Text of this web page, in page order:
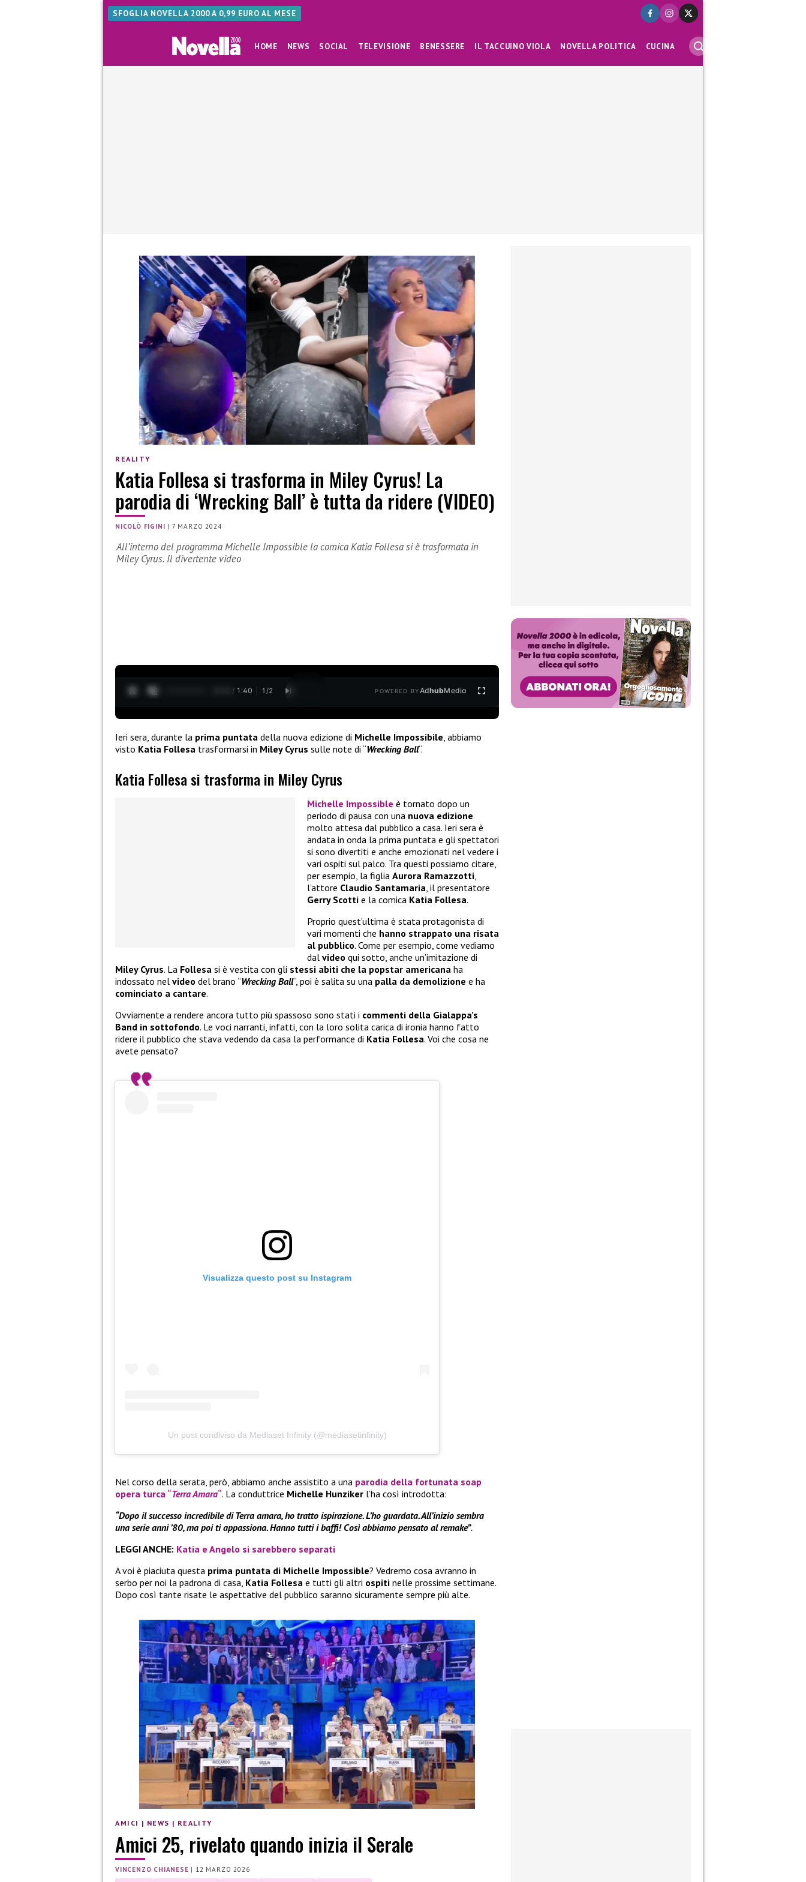
SFOGLIA NOVELLA 2000 A 0,99 EURO AL MESE
HOME NEWS SOCIAL TELEVISIONE BENESSERE IL TACCUINO VIOLA NOVELLA POLITICA CUCINA
REALITY
Katia Follesa si trasforma in Miley Cyrus! La
parodia di ‘Wrecking Ball’ è tutta da ridere (VIDEO)
NICOLÒ FIGINI | 7 MARZO 2024
All’interno del programma Michelle Impossible la comica Katia Follesa si è trasformata in
Miley Cyrus. Il divertente video
0:13 / 1:40 1 /2 POWERED BYAdhubMedia
Ieri sera, durante la prima puntata della nuova edizione di Michelle Impossibile , abbiamo
visto Katia Follesa trasformarsi in Miley Cyrus sulle note di “Wrecking Ball“.
Katia Follesa si trasforma in Miley Cyrus
Michelle Impossible è tornato dopo un
periodo di pausa con una nuova edizione
molto attesa dal pubblico a casa. Ieri sera è
andata in onda la prima puntata e gli spettatori
si sono divertiti e anche emozionati nel vedere i
vari ospiti sul palco. Tra questi possiamo citare,
per esempio, la figlia Aurora Ramazzotti,
l’attore Claudio Santamaria, il presentatore
Gerry Scotti e la comica Katia Follesa.
Proprio quest’ultima è stata protagonista di
vari momenti che hanno strappato una risata
al pubblico. Come per esempio, come vediamo
dal video qui sotto, anche un’imitazione di
Miley Cyrus. La Follesa si è vestita con gli stessi abiti che la popstar americana ha
indossato nel video del brano “Wrecking Ball“, poi è salita su una palla da demolizione e ha
cominciato a cantare.
Ovviamente a rendere ancora tutto più spassoso sono stati i commenti della Gialappa’s
Band in sottofondo. Le voci narranti, infatti, con la loro solita carica di ironia hanno fatto
ridere il pubblico che stava vedendo da casa la performance di Katia Follesa. Voi che cosa ne
avete pensato?
Visualizza questo post su Instagram
Un post condiviso da Mediaset Infinity (@mediasetinfinity)
Nel corso della serata, però, abbiamo anche assistito a una parodia della fortunata soap
opera turca “Terra Amara“. La conduttrice Michelle Hunziker l’ha così introdotta:
“Dopo il successo incredibile di Terra amara, ho tratto ispirazione. L’ho guardata. All’inizio sembra
una serie anni ’80, ma poi ti appassiona. Hanno tutti i baffi! Così abbiamo pensato al remake”.
LEGGI ANCHE: Katia e Angelo si sarebbero separati
A voi è piaciuta questa prima puntata di Michelle Impossible? Vedremo cosa avranno in
serbo per noi la padrona di casa, Katia Follesa e tutti gli altri ospiti nelle prossime settimane.
Dopo così tante risate le aspettative del pubblico saranno sicuramente sempre più alte.
AMICI | NEWS | REALITY
Amici 25, rivelato quando inizia il Serale
VINCENZO CHIANESE | 12 MARZO 2026